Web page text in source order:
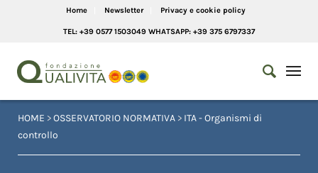
Home Newsletter Privacy e cookie policy
TEL: +39 0577 1503049 WHATSAPP: +39 375 6797337
HOME >OSSERVATORIO NORMATIVA > ITA - Organismi di
controllo